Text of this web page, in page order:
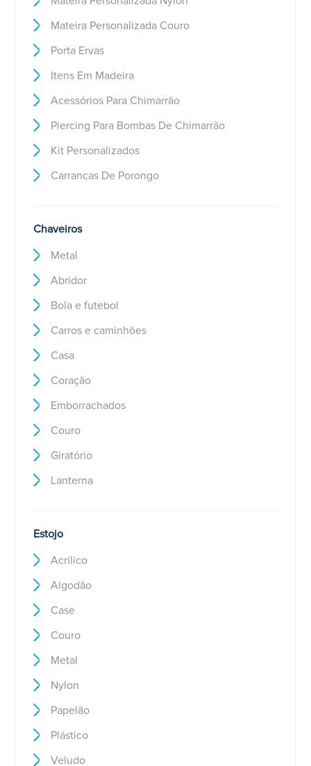
Mateira Personalizada Couro
Porta Ervas
Itens Em Madeira
Acessórios Para Chimarrão
Piercing Para Bombas De Chimarrão
Kit Personalizados
Carrancas De Porongo
Chaveiros
Metal
Abridor
Bola e futebol
Carros e caminhões
Casa
Coração
Emborrachados
Couro
Giratório
Lanterna
Estojo
Acrílico
Algodão
Case
Couro
Metal
Nylon
Papelão
Plástico
Veludo